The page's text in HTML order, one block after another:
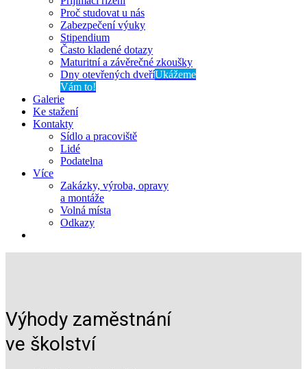
Proč studovat u nás
Zabezpečení výuky
Stipendium
Často kladené dotazy
Maturitní a závěrečné zkoušky
Dny otevřených dveříUkážeme
Vám to!
Galerie
Ke stažení
Kontakty
Sídlo a pracoviště
Lidé
Podatelna
Více
Zakázky, výroba, opravy
a montáže
Volná místa
Odkazy
Výhody zaměstnání
ve školství